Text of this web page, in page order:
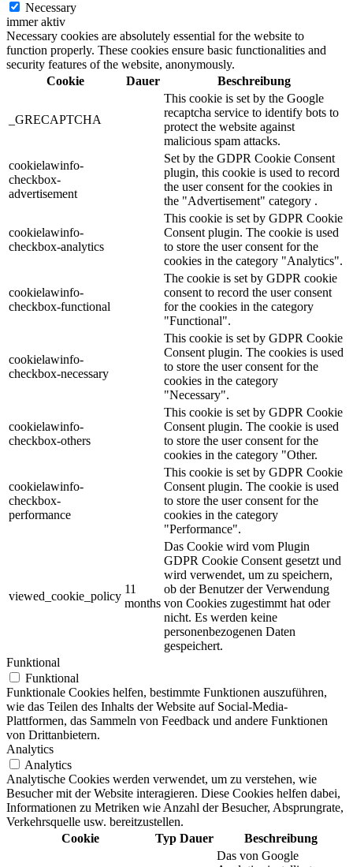
Necessary
immer aktiv
Necessary cookies are absolutely essential for the website to
function properly. These cookies ensure basic functionalities and
security features of the website, anonymously.
Cookie
Dauer Beschreibung
_GRECAPTCHA
This cookie is set by the Google
recaptcha service to identify bots to
protect the website against
malicious spam attacks.
cookielawinfo-
checkbox-
advertisement
Set by the GDPR Cookie Consent
plugin, this cookie is used to record
the user consent for the cookies in
the "Advertisement" category .
cookielawinfo-
checkbox-analytics
This cookie is set by GDPR Cookie
Consent plugin. The cookie is used
to store the user consent for the
cookies in the category "Analytics".
cookielawinfo-
checkbox-functional
The cookie is set by GDPR cookie
consent to record the user consent
for the cookies in the category
"Functional".
cookielawinfo-
checkbox-necessary
This cookie is set by GDPR Cookie
Consent plugin. The cookies is used
to store the user consent for the
cookies in the category
"Necessary".
cookielawinfo-
checkbox-others
This cookie is set by GDPR Cookie
Consent plugin. The cookie is used
to store the user consent for the
cookies in the category "Other.
cookielawinfo-
checkbox-
performance
This cookie is set by GDPR Cookie
Consent plugin. The cookie is used
to store the user consent for the
cookies in the category
"Performance".
viewed_cookie_policy
11
months
Das Cookie wird vom Plugin
GDPR Cookie Consent gesetzt und
wird verwendet, um zu speichern,
ob der Benutzer der Verwendung
von Cookies zugestimmt hat oder
nicht. Es werden keine
personenbezogenen Daten
gespeichert.
Funktional
Funktional
Funktionale Cookies helfen, bestimmte Funktionen auszuführen,
wie das Teilen des Inhalts der Website auf Social-Media-
Plattformen, das Sammeln von Feedback und andere Funktionen
von Drittanbietern.
Analytics
Analytics
Analytische Cookies werden verwendet, um zu verstehen, wie
Besucher mit der Website interagieren. Diese Cookies helfen dabei,
Informationen zu Metriken wie Anzahl der Besucher, Absprungrate,
Verkehrsquelle usw. bereitzustellen.
Cookie
Typ Dauer
Beschreibung
Das von Google